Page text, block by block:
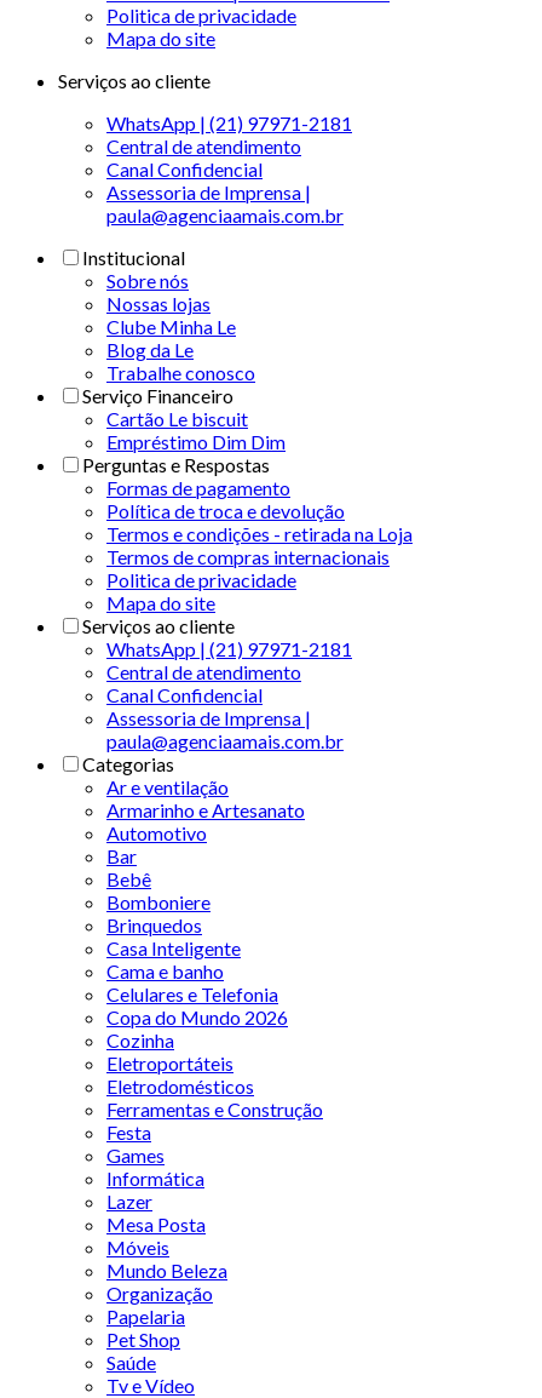
Politica de privacidade
Mapa do site
Serviços ao cliente
WhatsApp | (21) 97971-2181
Central de atendimento
Canal Confidencial
Assessoria de Imprensa |
paula@agenciaamais.com.br
Institucional
Sobre nós
Nossas lojas
Clube Minha Le
Blog da Le
Trabalhe conosco
Serviço Financeiro
Cartão Le biscuit
Empréstimo Dim Dim
Perguntas e Respostas
Formas de pagamento
Política de troca e devolução
Termos e condições - retirada na Loja
Termos de compras internacionais
Politica de privacidade
Mapa do site
Serviços ao cliente
WhatsApp | (21) 97971-2181
Central de atendimento
Canal Confidencial
Assessoria de Imprensa |
paula@agenciaamais.com.br
Categorias
Ar e ventilação
Armarinho e Artesanato
Automotivo
Bar
Bebê
Bomboniere
Brinquedos
Casa Inteligente
Cama e banho
Celulares e Telefonia
Copa do Mundo 2026
Cozinha
Eletroportáteis
Eletrodomésticos
Ferramentas e Construção
Festa
Games
Informática
Lazer
Mesa Posta
Móveis
Mundo Beleza
Organização
Papelaria
Pet Shop
Saúde
Tv e Vídeo